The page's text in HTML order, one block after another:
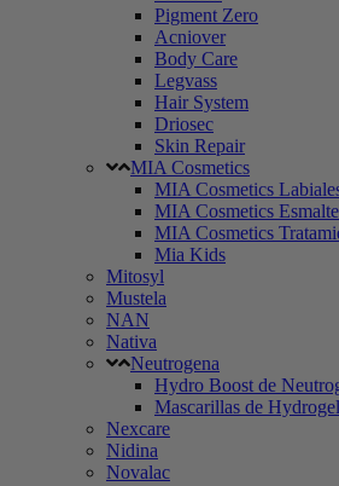
Pigment Zero
Acniover
Body Care
Legvass
Hair System
Driosec
Skin Repair
MIA Cosmetics
MIA Cosmetics
MIA Cosmetics
MIA Cosmetics
Mia Kids
Mitosyl
Mustela
NAN
Nativa
Neutrogena
Hydro Boost de
Mascarillas de Hydrogel
Nexcare
Nidina
Novalac